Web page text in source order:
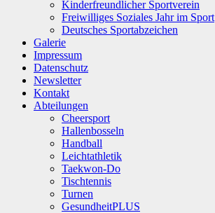
Kinderfreundlicher Sportverein
Freiwilliges Soziales Jahr im Sport
Deutsches Sportabzeichen
Galerie
Impressum
Datenschutz
Newsletter
Kontakt
Abteilungen
Cheersport
Hallenbosseln
Handball
Leichtathletik
Taekwon-Do
Tischtennis
Turnen
GesundheitPLUS